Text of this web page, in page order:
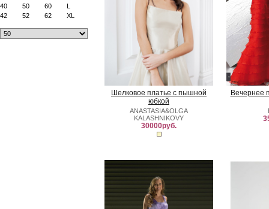
40
50 60
L
42
52 62 XL
Шелковое платье с пышной
юбкой
ANASTASIA&OLGA
KALASHNIKOVY
30000руб.
Вечернее